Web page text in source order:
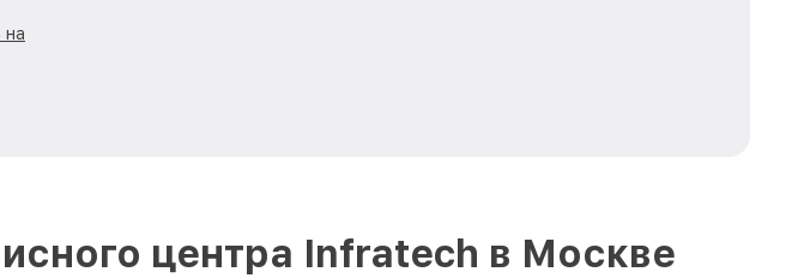
на
центра Infratech в Москве